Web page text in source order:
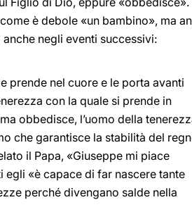
è debole «un bambino», ma
negli eventi successivi:
prende nel cuore e le porta avanti
con la quale si prende in
obbedisce, l’uomo della
che garantisce la stabilità del
il Papa, «Giuseppe mi piace
«è capace di far nascere tante
perché divengano salde nella